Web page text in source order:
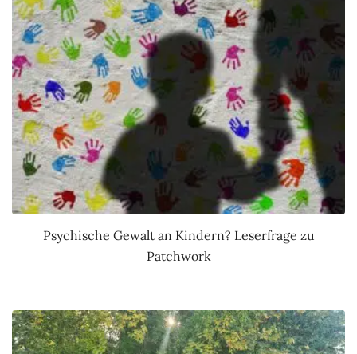
Psychische Gewalt an Kindern? Leserfrage zu
Patchwork